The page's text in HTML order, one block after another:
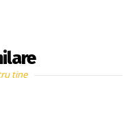
tine